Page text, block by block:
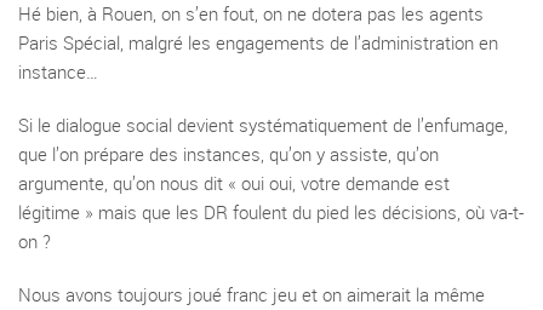
Hé bien, à Rouen, on s’en fout, on ne dotera pas les agents
Paris Spécial, malgré les engagements de l’administration en
instance…
Si le dialogue social devient systématiquement de l’enfumage,
que l’on prépare des instances, qu’on y assiste, qu’on
argumente, qu’on nous dit « oui oui, votre demande est
légitime » mais que les DR foulent du pied les décisions, où va-t-
on ?
Nous avons toujours joué franc jeu et on aimerait la même